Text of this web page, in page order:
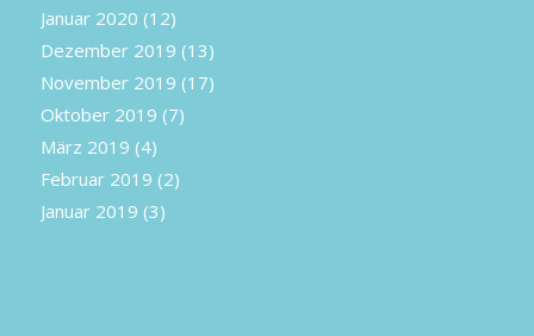
Januar 2020 (12)
Dezember 2019 (13)
November 2019 (17)
Oktober 2019 (7)
März 2019 (4)
Februar 2019 (2)
Januar 2019 (3)